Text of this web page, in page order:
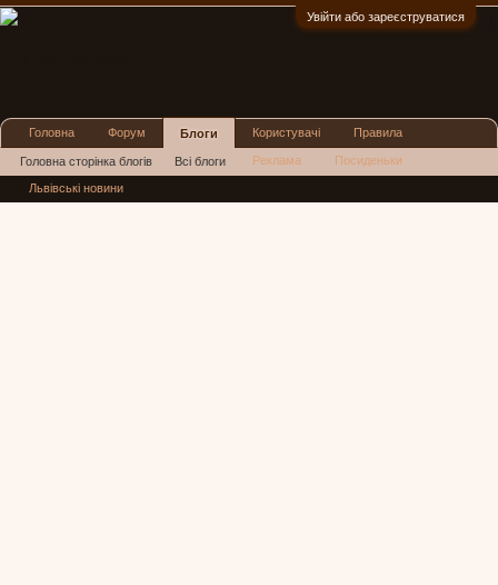
Увійти або зареєструватися
Головна Форум Блоги
Головна сторінка блогів Всі блоги
Користувачі Правила
Реклама Посиденьки
Львівські новини